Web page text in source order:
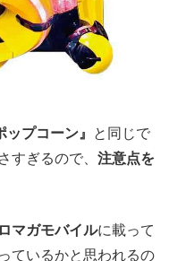
ップコーン』
と同じで
すぎるので、 注意点を
マガモバイルに載って
ているかと思われるの